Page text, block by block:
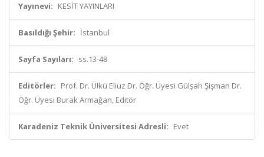
Yayınevi: KESİT YAYINLARI
Basıldığı Şehir: İstanbul
Sayfa Sayıları: ss.13-48
Editörler: Prof. Dr. Ülkü Eliuz Dr. Öğr. Üyesi Gülşah Şişman Dr.
Öğr. Üyesi Burak Armağan, Editör
Karadeniz Teknik Üniversitesi Adresli: Evet